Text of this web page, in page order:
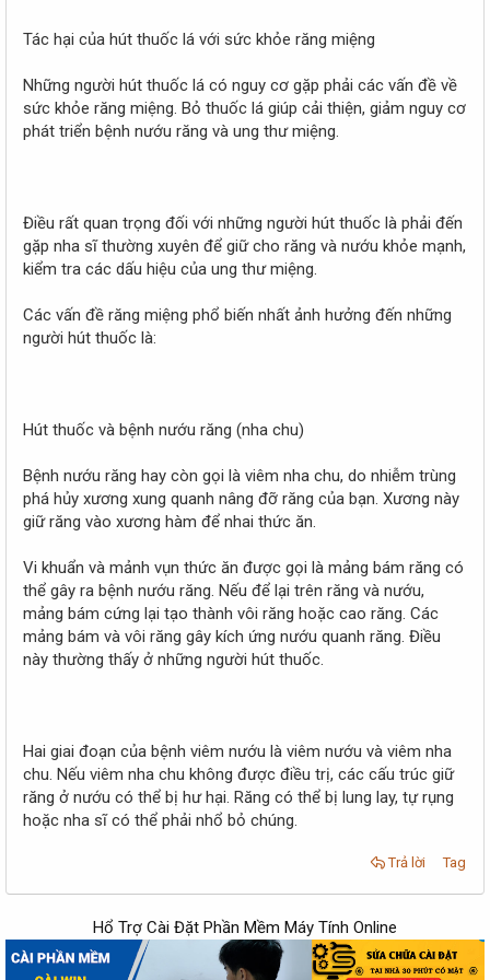
Tác hại của hút thuốc lá với sức khỏe răng miệng
Những người hút thuốc lá có nguy cơ gặp phải các vấn đề về
sức khỏe răng miệng. Bỏ thuốc lá giúp cải thiện, giảm nguy cơ
phát triển bệnh nướu răng và ung thư miệng.
Điều rất quan trọng đối với những người hút thuốc là phải đến
gặp nha sĩ thường xuyên để giữ cho răng và nướu khỏe mạnh,
kiểm tra các dấu hiệu của ung thư miệng.
Các vấn đề răng miệng phổ biến nhất ảnh hưởng đến những
người hút thuốc là:
Hút thuốc và bệnh nướu răng (nha chu)
Bệnh nướu răng hay còn gọi là viêm nha chu, do nhiễm trùng
phá hủy xương xung quanh nâng đỡ răng của bạn. Xương này
giữ răng vào xương hàm để nhai thức ăn.
Vi khuẩn và mảnh vụn thức ăn được gọi là mảng bám răng có
thể gây ra bệnh nướu răng. Nếu để lại trên răng và nướu,
mảng bám cứng lại tạo thành vôi răng hoặc cao răng. Các
mảng bám và vôi răng gây kích ứng nướu quanh răng. Điều
này thường thấy ở những người hút thuốc.
Hai giai đoạn của bệnh viêm nướu là viêm nướu và viêm nha
chu. Nếu viêm nha chu không được điều trị, các cấu trúc giữ
răng ở nướu có thể bị hư hại. Răng có thể bị lung lay, tự rụng
hoặc nha sĩ có thể phải nhổ bỏ chúng.
Trả lời Tag
Hổ Trợ Cài Đặt Phần Mềm Máy Tính Online